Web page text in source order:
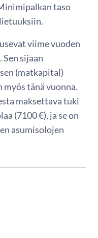
taso
viime vuoden
sijaan
(matkapital)
tänä vuonna.
maksettava tuki
(7100 €), ja se on
asumisolojen